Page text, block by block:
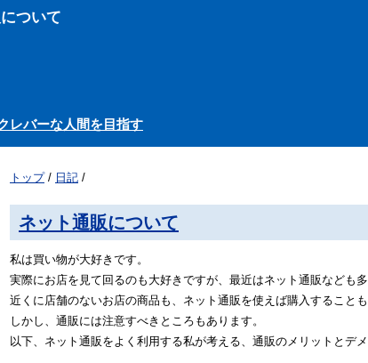
ついて
レバーな人間を目指す
トップ/ 日記 /
ネット通販について
私は買い物が大好きです。
実際にお店を見て回るのも大好きですが、最近はネット通販なども多
近くに店舗のないお店の商品も、ネット通販を使えば購入すること
しかし、通販には注意すべきところもあります。
以下、ネット通販をよく利用する私が考える、通販のメリットとデ